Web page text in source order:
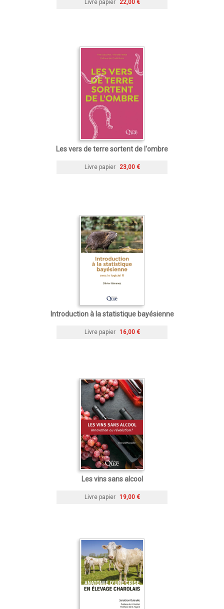
Livre papier 22,00 €
Les vers de terre sortent de l'ombre
Livre papier 23,00 €
Introduction à la statistique bayésienne
Livre papier 16,00 €
Les vins sans alcool
Livre papier 19,00 €